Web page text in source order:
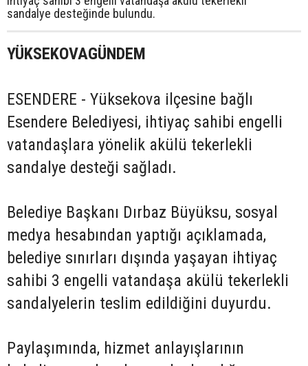
sandalye desteğinde bulundu.
YÜKSEKOVAGÜNDEM
ESENDERE - Yüksekova ilçesine bağlı
Esendere Belediyesi, ihtiyaç sahibi engelli
vatandaşlara yönelik akülü tekerlekli
sandalye desteği sağladı.
Belediye Başkanı Dırbaz Büyüksu, sosyal
medya hesabından yaptığı açıklamada,
belediye sınırları dışında yaşayan ihtiyaç
sahibi 3 engelli vatandaşa akülü tekerlekli
sandalyelerin teslim edildiğini duyurdu.
Paylaşımında, hizmet anlayışlarının